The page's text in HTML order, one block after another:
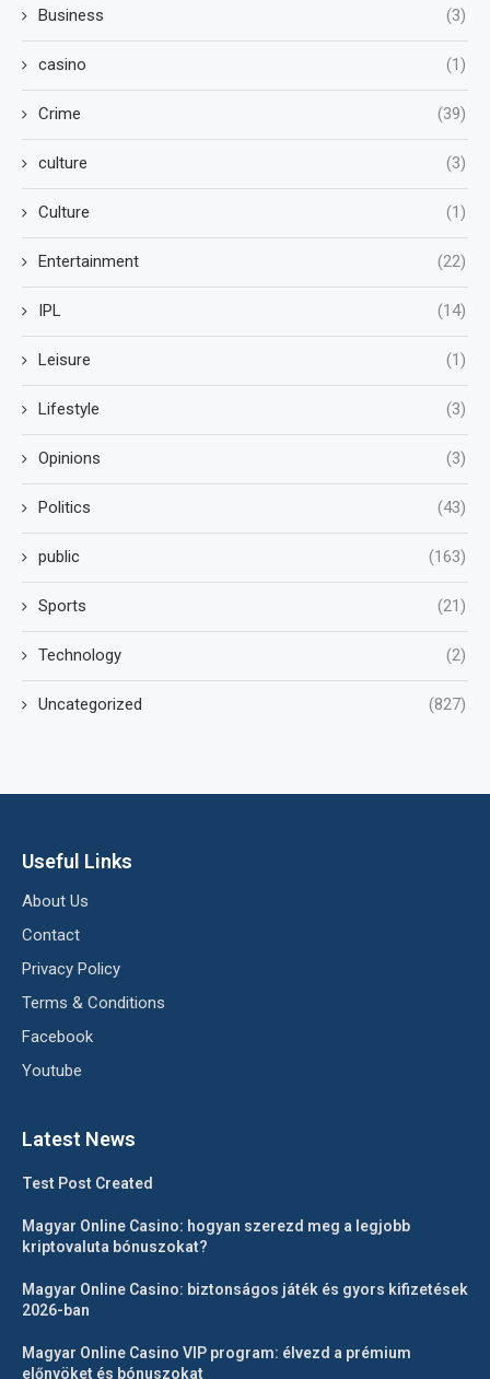
Business (3)
casino (1)
Crime (39)
culture (3)
Culture (1)
Entertainment (22)
IPL (14)
Leisure (1)
Lifestyle (3)
Opinions (3)
Politics (43)
public (163)
Sports (21)
Technology (2)
Uncategorized (827)
Useful Links
About Us
Contact
Privacy Policy
Terms & Conditions
Facebook
Youtube
Latest News
Test Post Created
Magyar Online Casino: hogyan szerezd meg a legjobb
kriptovaluta bónuszokat?
Magyar Online Casino: biztonságos játék és gyors kifizetések
2026-ban
Magyar Online Casino VIP program: élvezd a prémium
előnyöket és bónuszokat